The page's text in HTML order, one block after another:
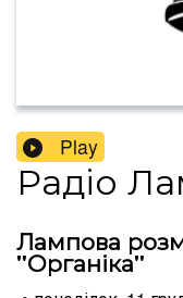
Play
Радіо
Лампова
"Органіка"